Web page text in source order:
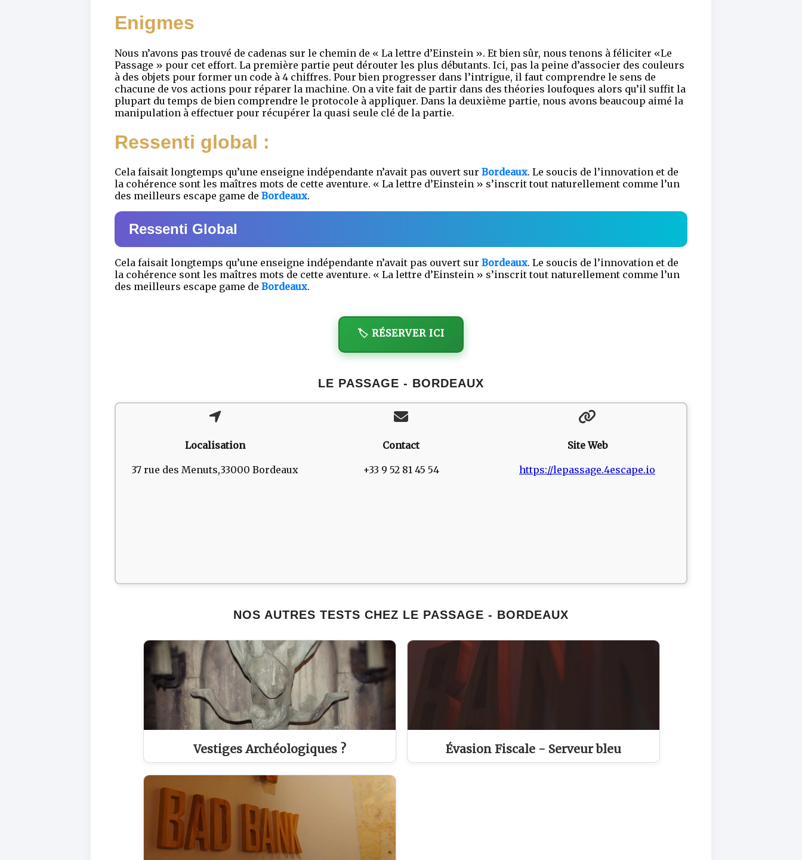
Enigmes
Nous n’avons pas trouvé de cadenas sur le chemin de « La lettre d’Einstein ». Et bien sûr, nous tenons à féliciter «Le
Passage » pour cet effort. La première partie peut dérouter les plus débutants. Ici, pas la peine d’associer des couleurs
à des objets pour former un code à 4 chiffres. Pour bien progresser dans l’intrigue, il faut comprendre le sens de
chacune de vos actions pour réparer la machine. On a vite fait de partir dans des théories loufoques alors qu’il suffit la
plupart du temps de bien comprendre le protocole à appliquer. Dans la deuxième partie, nous avons beaucoup aimé la
manipulation à effectuer pour récupérer la quasi seule clé de la partie.
Ressenti global :
Cela faisait longtemps qu’une enseigne indépendante n’avait pas ouvert sur Bordeaux. Le soucis de l’innovation et de
la cohérence sont les maîtres mots de cette aventure. « La lettre d’Einstein » s’inscrit tout naturellement comme l’un
des meilleurs escape game de Bordeaux.
Ressenti Global
Cela faisait longtemps qu’une enseigne indépendante n’avait pas ouvert sur Bordeaux. Le soucis de l’innovation et de
la cohérence sont les maîtres mots de cette aventure. « La lettre d’Einstein » s’inscrit tout naturellement comme l’un
des meilleurs escape game de Bordeaux.
🏷️ RÉSERVER ICI
LE PASSAGE - BORDEAUX
Localisation
37 rue des Menuts,33000 Bordeaux
Contact
+33 9 52 81 45 54
Site Web
https://lepassage.4escape.io
NOS AUTRES TESTS CHEZ LE PASSAGE - BORDEAUX
Vestiges Archéologiques ? Évasion Fiscale - Serveur bleu